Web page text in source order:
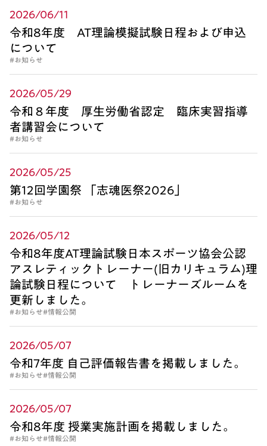
2026/06/11
令和8年度 AT理論模擬試験日程および申込
について
#お知らせ
2026/05/29
令和８年度 厚生労働省認定 臨床実習指導
者講習会について
#お知らせ
2026/05/25
第12回学園祭 「志魂医祭2026」
#お知らせ
2026/05/12
令和8年度AT理論試験日本スポーツ協会公認
アスレティックトレーナー(旧カリキュラム)理
論試験日程について トレーナーズルームを
更新しました。
#お知らせ#情報公開
2026/05/07
令和7年度 自己評価報告書を掲載しました。
#お知らせ#情報公開
2026/05/07
令和8年度 授業実施計画を掲載しました。
#お知らせ#情報公開